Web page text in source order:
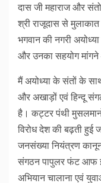
दास जी महाराज और
श्री राजूदास से मुलाकात
भगवान की नगरी
और उनका सहयोग
मैं अयोध्या के संतों के
और अखाड़ों एवं हिन्दू
है। कट्टर पंथी
विरोध देश की बढ़ती
जनसंख्या नियंत्रण
संगठन पापुलर फंट आफ
अभियान चालाना एवं